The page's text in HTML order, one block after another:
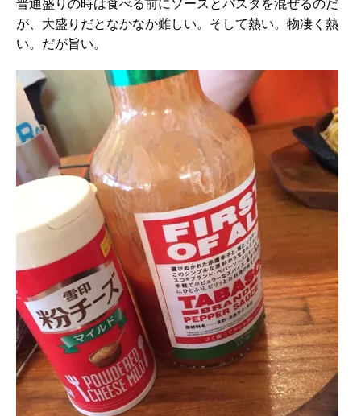
が、大盛りだとなかなか難しい。そして熱い。物凄く熱
い。だが旨い。